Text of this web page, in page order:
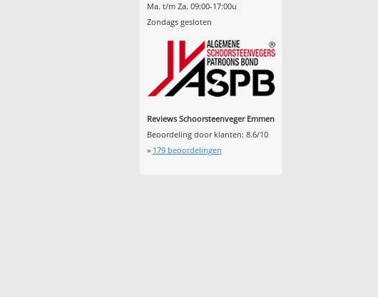
Ma. t/m Za. 09:00-17:00u
Zondags gesloten
Reviews Schoorsteenveger Emmen
Beoordeling door klanten: 8.6/10
» 179beoordelingen